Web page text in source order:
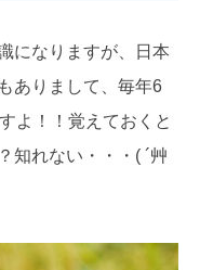
になりますが、日本
ありまして、毎年6
よ！！覚えておくと
知れない・・・( ´艸